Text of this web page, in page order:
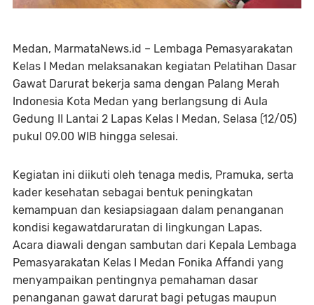
Medan, MarmataNews.id – Lembaga Pemasyarakatan
Kelas I Medan melaksanakan kegiatan Pelatihan Dasar
Gawat Darurat bekerja sama dengan Palang Merah
Indonesia Kota Medan yang berlangsung di Aula
Gedung II Lantai 2 Lapas Kelas I Medan, Selasa (12/05)
pukul 09.00 WIB hingga selesai.
Kegiatan ini diikuti oleh tenaga medis, Pramuka, serta
kader kesehatan sebagai bentuk peningkatan
kemampuan dan kesiapsiagaan dalam penanganan
kondisi kegawatdaruratan di lingkungan Lapas.
Acara diawali dengan sambutan dari Kepala Lembaga
Pemasyarakatan Kelas I Medan Fonika Affandi yang
menyampaikan pentingnya pemahaman dasar
penanganan gawat darurat bagi petugas maupun